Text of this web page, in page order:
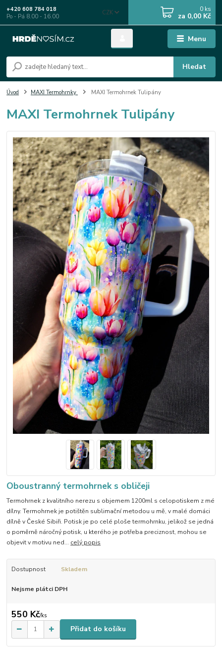
Menu
CZK
Hledat
+420 608 784 018
Po - Pá 8.00 - 16.00
0 ks
za 0,00 Kč
Úvod MAXI Termohrnky MAXI Termohrnek Tulipány
MAXI Termohrnek Tulipány
Oboustranný termohrnek s obličeji
Termohrnek z kvalitního nerezu s objemem 1200ml s celopotiskem z mé
dílny. Termohrnek je potištěn sublimační metodou u mě, v malé domáci
dílně v České Sibiři. Potisk je po celé ploše termohrnku, jelikož se jedná
o poměrně náročný potisk, u kterého je potřeba preciznost, mohou se
objevit v motivu ned... celý popis
Dostupnost Skladem
Nejsme plátci DPH
550 Kč/ks
Přidat do košíku